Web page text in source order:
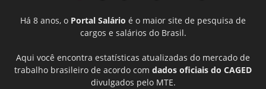
Há 8 anos, o Portal Salário é o maior site de pesquisa de
cargos e salários do Brasil.
Aqui você encontra estatísticas atualizadas do mercado de
trabalho brasileiro de acordo com dados oficiais do CAGED
divulgados pelo MTE.